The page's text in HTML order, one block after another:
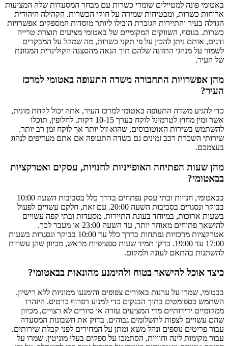
באטומי פונה למטיילים שומרי כשרות עם מבחר המסעדות שלה המציעות
ארוחות כשרות, ומבטיחות שמירה על חוקי הכשרות. הקהילה היהודית
הגדלה בעיר והתיירות הגוברת הובילו ליותר מוסדות המספקים אפשרויות
כשרות. בנוסף, השווקים המקומיים של באטומי מציעים תוצרת טרייה
ודגים, אותם ניתן להכין על פי תקני כשרות, מה שמקל על המבקרים
לשמור על מנהגי התזונה שלהם תוך הנאה מהסצנה הקולינרית המגוונת
של העיר.
מהן אפשרויות התחבורה משדה התעופה באטומי למרכז
העיר?
כדי להגיע משדה התעופה באטומי למרכז העיר, אתה יכול לקחת מונית,
אשר זמין מחוץ לטרמינל לוקח בערך 10-15 דקות. לחלופין, תוכלו
להשתמש בשירות האוטובוסים, שהוא זול יותר אך לוקח זמן רב יותר.
שירותי השכרת רכב זמינים גם בשדה התעופה אם אתם מעדיפים לנהוג
בעצמכם.
מהן שעות הפתיחה האופייניות לחנויות, עסקים ואטרקציות
בבאטומי?
בבאטומי, חנויות ובתי עסק נפתחים בדרך כלל בסביבות השעה 10:00
בבוקר ונסגרים בסביבות השעה 20:00. עם זאת, חלקם עשויים לפעול
בשעות ארוכות, במיוחד בעונת התיירות. מסעדות ובתי קפה עשויים
להישאר פתוחים מאוחר יותר, עד השעה 23:00 או מעבר לכך.
אטרקציות מרכזיות נפתחות בדרך כלל עד 10:00 בבוקר ונסגרות בשעות
17:00 עד 19:00. בדקו תמיד שעות ספציפיות מראש, מכיוון שהן עשויות
להשתנות בהתאם לעונה ולמקום.
כיצד אוכל להישאר בטוח ולהימנע מהונאות בבאטומי?
בבטומי, שמרו על ערנות באזורים צפופים והימנעו ממוניות ללא רישיון.
השתמש כספומטים בתוך הבנקים כדי למנוע רפרוף כרטיס. היזהרו
ממקומיים ידידותיים מדי המציעים עזרה או סיורים לא רצויים, מכיוון
שהם עשויים לצפות לתשלומים גבוהים. בדוק את חשבונות המסעדה
עבור פריטים נוספים ונהל משא ומתן על המחירים לפני קבלת שירותים.
עבור מקומות לינה וחוויות, הסתמכו על ספקים בעלי מוניטין. שמרו על